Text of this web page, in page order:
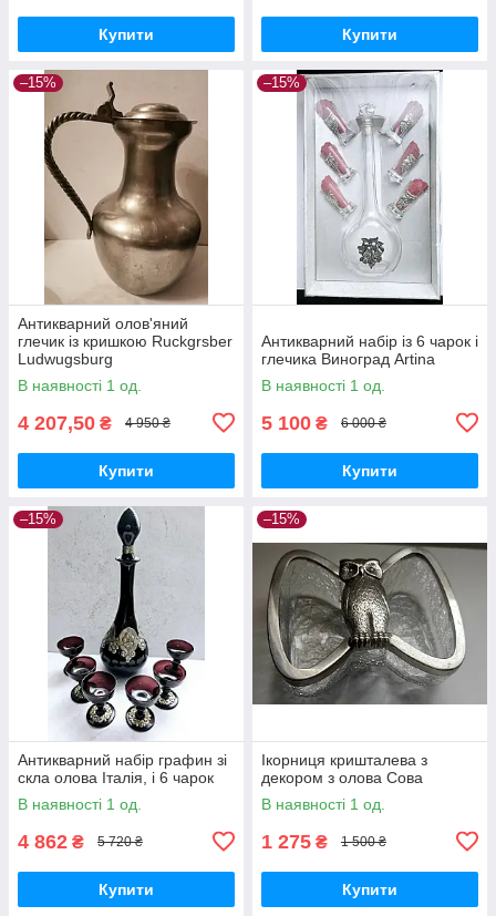
Купити Купити
–15%
Антикварний олов'яний
глечик із кришкою Ruckgrsber
Ludwugsburg
В наявності 1 од.
4 207,50 ₴ 4 950 ₴
Купити
–15%
Антикварний набір із 6 чарок і
глечика Виноград Artina
В наявності 1 од.
5 100 ₴ 6 000 ₴
Купити
–15%
Антикварний набір графин зі
скла олова Італія, і 6 чарок
В наявності 1 од.
4 862 ₴ 5 720 ₴
Купити
–15%
Ікорниця кришталева з
декором з олова Сова
В наявності 1 од.
1 275 ₴ 1 500 ₴
Купити